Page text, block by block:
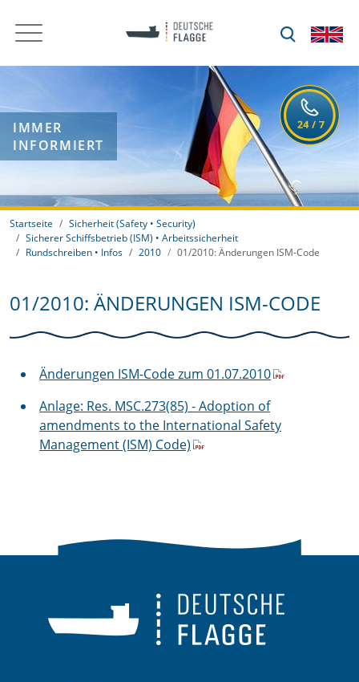
IMMER
INFORMIERT
Startseite
Sicherheit (Safety • Security)
Sicherer Schiffsbetrieb (ISM) • Arbeitssicherheit
Rundschreiben • Infos
2010 01/2010: Änderungen ISM-Code
01/2010: ÄNDERUNGEN ISM-CODE
Änderungen ISM-Code zum 01.07.2010
Anlage: Res. MSC.273(85) - Adoption of
amendments to the International Safety
Management (ISM) Code)